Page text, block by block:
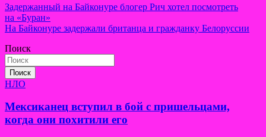
Навигация
по
Задержанный на Байконуре блогер Рич хотел посмотреть
на «Буран»
На Байконуре задержали британца и гражданку Белоруссии
Поиск
Поиск
НЛО
Мексиканец вступил в бой с пришельцами,
когда они похитили его